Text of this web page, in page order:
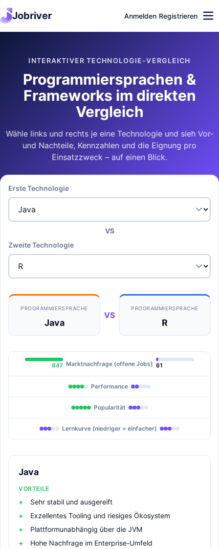
Jobriver Anmelden/Registrieren
INTERAKTIVER TECHNOLOGIE-VERGLEICH
Programmiersprachen &
Frameworks im direkten
Vergleich
Wähle links und rechts je eine Technologie und sieh Vor-
und Nachteile, Kennzahlen und die Eignung pro
Einsatzzweck – auf einen Blick.
Erste Technologie
VS
Zweite Technologie
PROGRAMMIERSPRACHE
Java
VS
PROGRAMMIERSPRACHE
R
847 Marktnachfrage (offene Jobs) 61
Performance
Popularität
Lernkurve (niedriger = einfacher)
Java
VORTEILE
Sehr stabil und ausgereift
Exzellentes Tooling und riesiges Ökosystem
Plattformunabhängig über die JVM
Hohe Nachfrage im Enterprise-Umfeld